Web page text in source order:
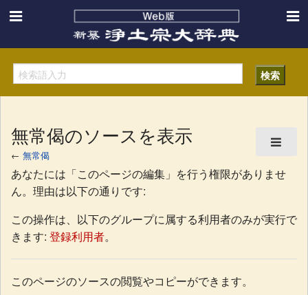
無常偈のソースを表示
← 無常偈
あなたには「このページの編集」を行う権限がありませ
ん。理由は以下の通りです:
この操作は、以下のグループに属する利用者のみが実行で
きます: 登録利用者。
このページのソースの閲覧やコピーができます。